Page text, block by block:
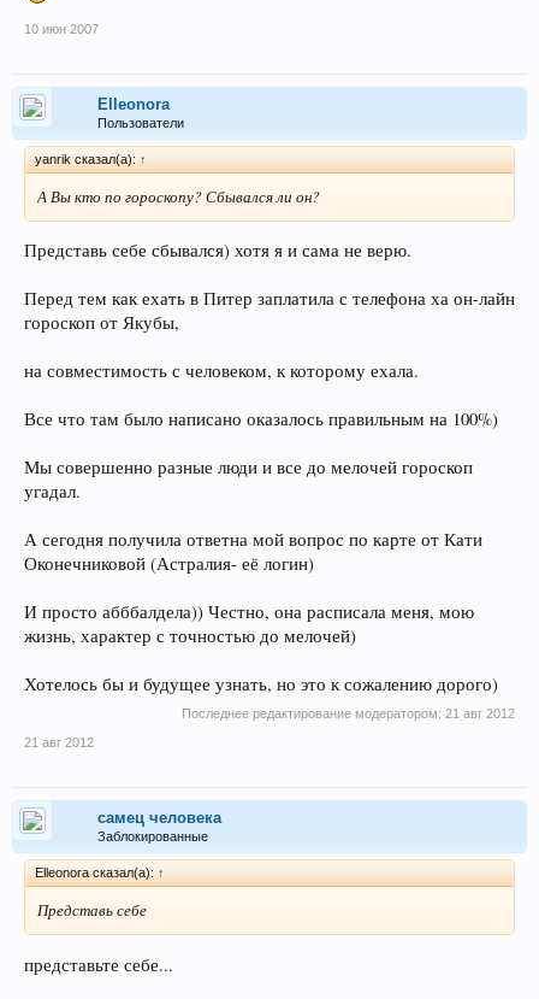
10 июн 2007
Elleonora
Пользователи
yanrik сказал(а): ↑
А Вы кто по гороскопу? Сбывался ли он?
Представь себе сбывался) хотя я и сама не верю.
Перед тем как ехать в Питер заплатила с телефона ха он-лайн
гороскоп от Якубы,
на совместимость с человеком, к которому ехала.
Все что там было написано оказалось правильным на 100%)
Мы совершенно разные люди и все до мелочей гороскоп
угадал.
А сегодня получила ответна мой вопрос по карте от Кати
Оконечниковой (Астралия- её логин)
И просто абббалдела)) Честно, она расписала меня, мою
жизнь, характер с точностью до мелочей)
Хотелось бы и будущее узнать, но это к сожалению дорого)
Последнее редактирование модератором: 21 авг 2012
21 авг 2012
самец человека
Заблокированные
Elleonora сказал(а): ↑
Представь себе
представьте себе...